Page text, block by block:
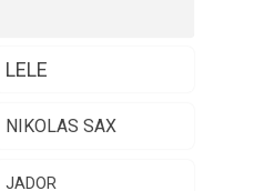
LELE
NIKOLAS SAX
JADOR